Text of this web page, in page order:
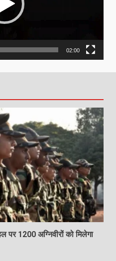
02:00
पर 1200 अग्निवीरों को मिलेगा